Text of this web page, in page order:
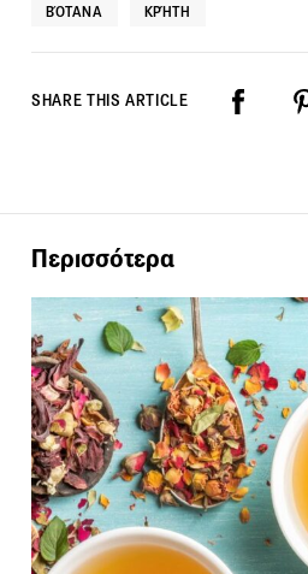
ΒΌΤΑΝΑ ΚΡΉΤΗ
SHARE THIS ARTICLE
Περισσότερα